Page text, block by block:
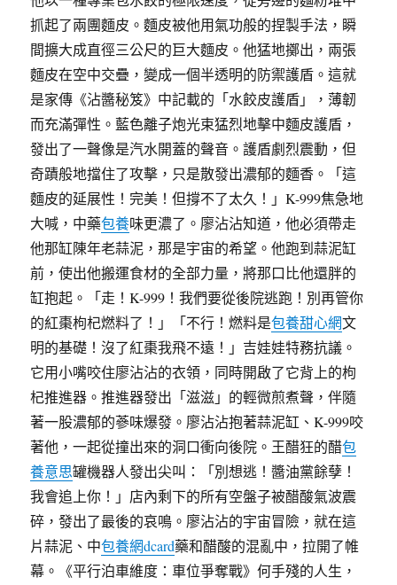
抓起了兩團麵皮。麵皮被他用氣功般的捏製手法，瞬
間擴大成直徑三公尺的巨大麵皮。他猛地擲出，兩張
麵皮在空中交疊，變成一個半透明的防禦護盾。這就
是家傳《沾醬秘笈》中記載的「水餃皮護盾」，薄韌
而充滿彈性。藍色離子炮光束猛烈地擊中麵皮護盾，
發出了一聲像是汽水開蓋的聲音。護盾劇烈震動，但
奇蹟般地擋住了攻擊，只是散發出濃郁的麵香。「這
麵皮的延展性！完美！但撐不了太久！」K-999焦急地
大喊，中藥包養味更濃了。廖沾沾知道，他必須帶走
他那缸陳年老蒜泥，那是宇宙的希望。他跑到蒜泥缸
前，使出他搬運食材的全部力量，將那口比他還胖的
缸抱起。「走！K-999！我們要從後院逃跑！別再管你
的紅棗枸杞燃料了！」「不行！燃料是包養甜心網文
明的基礎！沒了紅棗我飛不遠！」吉娃娃特務抗議。
它用小嘴咬住廖沾沾的衣領，同時開啟了它背上的枸
杞推進器。推進器發出「滋滋」的輕微煎煮聲，伴隨
著一股濃郁的蔘味爆發。廖沾沾抱著蒜泥缸、K-999咬
著他，一起從撞出來的洞口衝向後院。王醋狂的醋包
養意思罐機器人發出尖叫：「別想逃！醬油黨餘孽！
我會追上你！」店內剩下的所有空盤子被醋酸氣波震
碎，發出了最後的哀鳴。廖沾沾的宇宙冒險，就在這
片蒜泥、中包養網dcard藥和醋酸的混亂中，拉開了帷
幕。《平行泊車維度：車位爭奪戰》何手殘的人生，